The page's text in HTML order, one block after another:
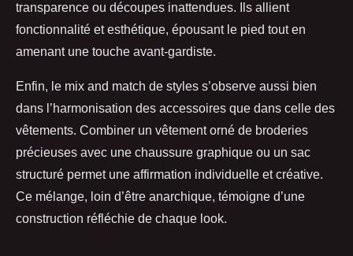
transparence ou découpes inattendues. Ils allient
fonctionnalité et esthétique, épousant le pied tout en
amenant une touche avant-gardiste.
Enfin, le mix and match de styles s’observe aussi bien
dans l’harmonisation des accessoires que dans celle des
vêtements. Combiner un vêtement orné de broderies
précieuses avec une chaussure graphique ou un sac
structuré permet une affirmation individuelle et créative.
Ce mélange, loin d’être anarchique, témoigne d’une
construction réfléchie de chaque look.